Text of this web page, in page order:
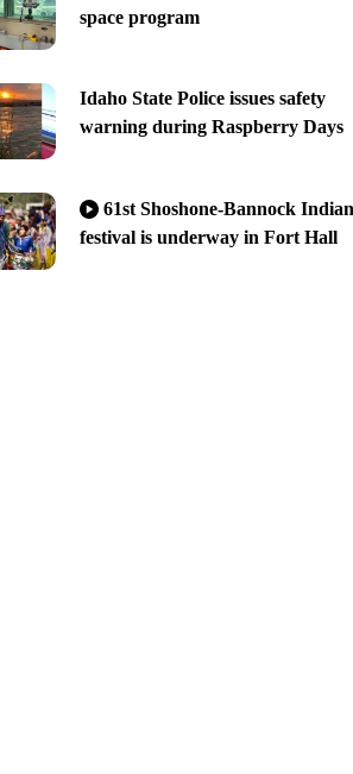
space program
Idaho State Police issues safety
warning during Raspberry Days
61st Shoshone-Bannock Indian
festival is underway in Fort Hall